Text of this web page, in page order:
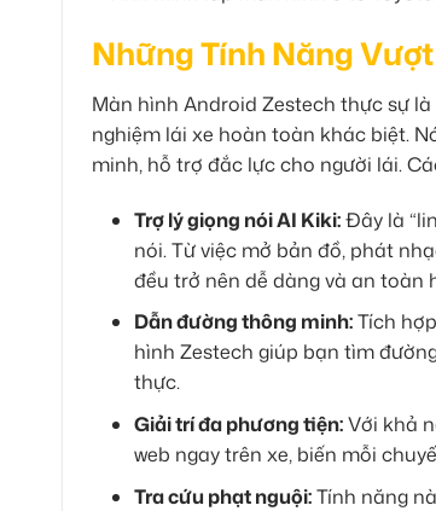
Những Tính Năng
Màn hình Android Zestech thực sự
nghiệm lái xe hoàn toàn khác biệt.
minh, hỗ trợ đắc lực cho người lái.
Trợ lý giọng nói AI Kiki:Đây là
nói. Từ việc mở bản đồ, phát
đều trở nên dễ dàng và an toàn
Dẫn đường thông minh:Tích
hình Zestech giúp bạn tìm
thực.
Giải trí đa phương tiện:Với khả
web ngay trên xe, biến mỗi
Tra cứu phạt nguội:Tính năng